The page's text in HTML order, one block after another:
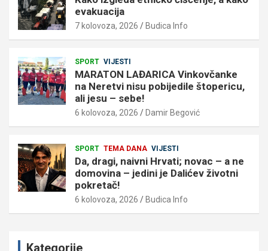
evakuacija
7 kolovoza, 2026 Budica Info
SPORT VIJESTI
MARATON LAĐARICA Vinkovčanke
na Neretvi nisu pobijedile štopericu,
ali jesu – sebe!
6 kolovoza, 2026 Damir Begović
SPORT TEMA DANA VIJESTI
Da, dragi, naivni Hrvati; novac – a ne
domovina – jedini je Dalićev životni
pokretač!
6 kolovoza, 2026 Budica Info